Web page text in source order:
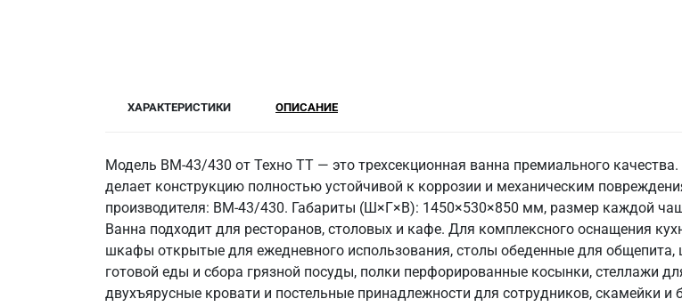
ХАРАКТЕРИСТИКИ ОПИСАНИЕ
Модель ВМ-43/430 от Техно ТТ — это трехсекционная ванна премиального
делает конструкцию полностью устойчивой к коррозии и механическим
производителя: ВМ-43/430. Габариты (Ш×Г×В): 1450×530×850 мм, размер каждой
Ванна подходит для ресторанов, столовых и кафе. Для комплексного оснащения
шкафы открытые для ежедневного использования, столы обеденные для
готовой еды и сбора грязной посуды, полки перфорированные косынки, стеллажи
двухъярусные кровати и постельные принадлежности для сотрудников, скамейки и